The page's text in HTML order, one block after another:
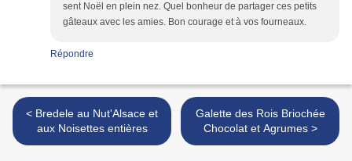
sent Noël en plein nez. Quel bonheur de partager ces petits
gâteaux avec les amies. Bon courage et à vos fourneaux.
Répondre
< Bredele au Nut'Alsace et
aux Noisettes entières
Galette des Rois Briochée
Chocolat et Agrumes >